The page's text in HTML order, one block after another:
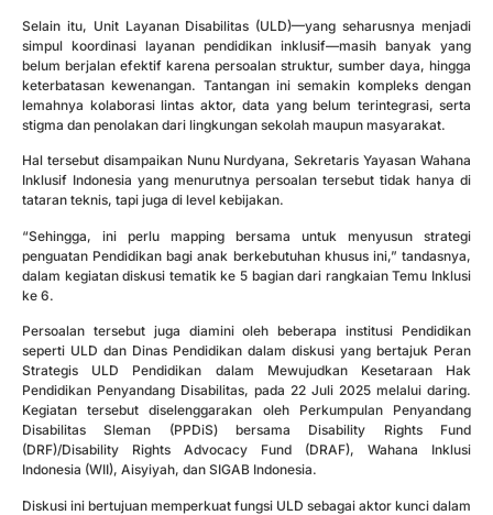
Selain itu, Unit Layanan Disabilitas (ULD)—yang seharusnya menjadi
simpul koordinasi layanan pendidikan inklusif—masih banyak yang
belum berjalan efektif karena persoalan struktur, sumber daya, hingga
keterbatasan kewenangan. Tantangan ini semakin kompleks dengan
lemahnya kolaborasi lintas aktor, data yang belum terintegrasi, serta
stigma dan penolakan dari lingkungan sekolah maupun masyarakat.
Hal tersebut disampaikan Nunu Nurdyana, Sekretaris Yayasan Wahana
Inklusif Indonesia yang menurutnya persoalan tersebut tidak hanya di
tataran teknis, tapi juga di level kebijakan.
“Sehingga, ini perlu mapping bersama untuk menyusun strategi
penguatan Pendidikan bagi anak berkebutuhan khusus ini,” tandasnya,
dalam kegiatan diskusi tematik ke 5 bagian dari rangkaian Temu Inklusi
ke 6.
Persoalan tersebut juga diamini oleh beberapa institusi Pendidikan
seperti ULD dan Dinas Pendidikan dalam diskusi yang bertajuk Peran
Strategis ULD Pendidikan dalam Mewujudkan Kesetaraan Hak
Pendidikan Penyandang Disabilitas, pada 22 Juli 2025 melalui daring.
Kegiatan tersebut diselenggarakan oleh Perkumpulan Penyandang
Disabilitas Sleman (PPDiS) bersama Disability Rights Fund
(DRF)/Disability Rights Advocacy Fund (DRAF), Wahana Inklusi
Indonesia (WII), Aisyiyah, dan SIGAB Indonesia.
Diskusi ini bertujuan memperkuat fungsi ULD sebagai aktor kunci dalam